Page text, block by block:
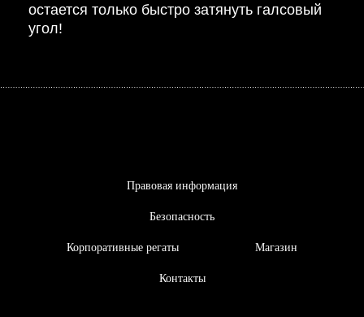
остается только быстро затянуть галсовый
угол!
Правовая информация
Безопасность
Корпоративные регаты Магазин
Контакты